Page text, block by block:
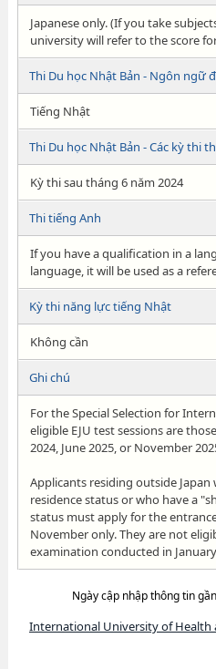
Japanese only. (If you take
university will refer to the score
Thi Du học Nhật Bản - Ngôn ngữ
Tiếng Nhật
Thi Du học Nhật Bản - Các kỳ thi
Kỳ thi sau tháng 6 năm 2024
Thi tiếng Anh
If you have a qualification in a
language, it will be used as a
Kỳ thi năng lực tiếng Nhật
Không cần
Ghi chú
For the Special Selection for
eligible EJU test sessions are
2024, June 2025, or November
Applicants residing outside
residence status or who have a
status must apply for the
November only. They are not
examination conducted in
Ngày cập nhập thông tin
International University of Health